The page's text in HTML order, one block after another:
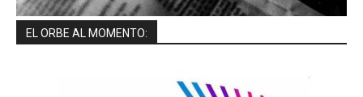
EL ORBE AL MOMENTO: